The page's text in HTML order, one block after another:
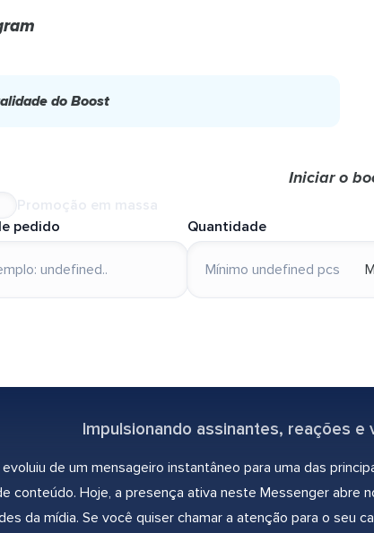
do Boost
Iniciar o
pedido
Quantidade
Impulsionando assinantes, reações e
de um mensageiro instantâneo para uma das
conteúdo. Hoje, a presença ativa neste Messenger abre
da mídia. Se você quiser chamar a atenção para o seu